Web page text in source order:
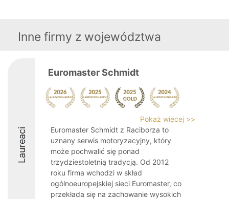
Inne firmy z województwa
Laureaci
Euromaster Schmidt
Pokaż więcej >>
Euromaster Schmidt z Raciborza to
uznany serwis motoryzacyjny, który
może pochwalić się ponad
trzydziestoletnią tradycją. Od 2012
roku firma wchodzi w skład
ogólnoeuropejskiej sieci Euromaster, co
przekłada się na zachowanie wysokich